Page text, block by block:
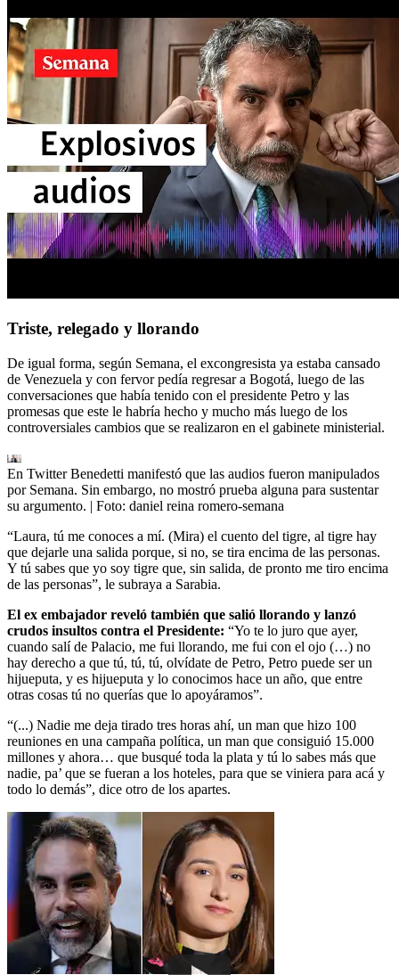
Triste, relegado y llorando
De igual forma, según Semana, el excongresista ya estaba cansado
de Venezuela y con fervor pedía regresar a Bogotá, luego de las
conversaciones que había tenido con el presidente Petro y las
promesas que este le habría hecho y mucho más luego de los
controversiales cambios que se realizaron en el gabinete ministerial.
En Twitter Benedetti manifestó que las audios fueron manipulados
por Semana. Sin embargo, no mostró prueba alguna para sustentar
su argumento. | Foto: daniel reina romero-semana
“Laura, tú me conoces a mí. (Mira) el cuento del tigre, al tigre hay
que dejarle una salida porque, si no, se tira encima de las personas.
Y tú sabes que yo soy tigre que, sin salida, de pronto me tiro encima
de las personas”, le subraya a Sarabia.
El ex embajador reveló también que salió llorando y lanzó
crudos insultos contra el Presidente: “Yo te lo juro que ayer,
cuando salí de Palacio, me fui llorando, me fui con el ojo (…) no
hay derecho a que tú, tú, tú, olvídate de Petro, Petro puede ser un
hijueputa, y es hijueputa y lo conocimos hace un año, que entre
otras cosas tú no querías que lo apoyáramos”.
“(...) Nadie me deja tirado tres horas ahí, un man que hizo 100
reuniones en una campaña política, un man que consiguió 15.000
millones y ahora… que busqué toda la plata y tú lo sabes más que
nadie, pa’ que se fueran a los hoteles, para que se viniera para acá y
todo lo demás”, dice otro de los apartes.